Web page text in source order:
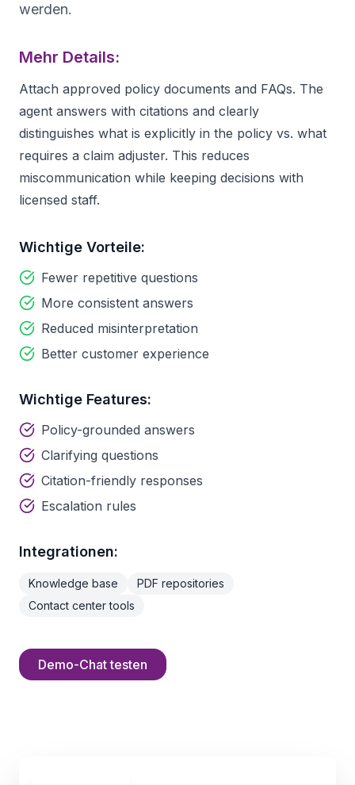
werden.
Mehr Details:
Attach approved policy documents and FAQs. The
agent answers with citations and clearly
distinguishes what is explicitly in the policy vs. what
requires a claim adjuster. This reduces
miscommunication while keeping decisions with
licensed staff.
Wichtige Vorteile:
Fewer repetitive questions
More consistent answers
Reduced misinterpretation
Better customer experience
Wichtige Features:
Policy-grounded answers
Clarifying questions
Citation-friendly responses
Escalation rules
Integrationen:
Knowledge base
PDF repositories
Contact center tools
Demo-Chat testen